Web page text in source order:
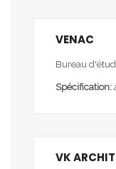
VENAC
Bureau
Spécification:
VK